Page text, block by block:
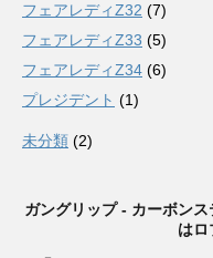
フェアレディZ32 (7)
フェアレディZ33 (5)
フェアレディZ34 (6)
プレジデント (1)
未分類 (2)
ガングリップ - カーボン
はロ